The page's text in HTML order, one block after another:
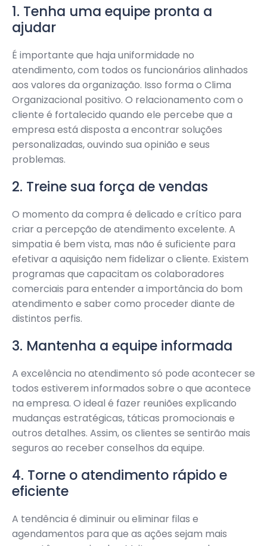
1. Tenha uma equipe pronta a
ajudar
É importante que haja uniformidade no
atendimento, com todos os funcionários alinhados
aos valores da organização. Isso forma o Clima
Organizacional positivo. O relacionamento com o
cliente é fortalecido quando ele percebe que a
empresa está disposta a encontrar soluções
personalizadas, ouvindo sua opinião e seus
problemas.
2. Treine sua força de vendas
O momento da compra é delicado e crítico para
criar a percepção de atendimento excelente. A
simpatia é bem vista, mas não é suficiente para
efetivar a aquisição nem fidelizar o cliente. Existem
programas que capacitam os colaboradores
comerciais para entender a importância do bom
atendimento e saber como proceder diante de
distintos perfis.
3. Mantenha a equipe informada
A excelência no atendimento só pode acontecer se
todos estiverem informados sobre o que acontece
na empresa. O ideal é fazer reuniões explicando
mudanças estratégicas, táticas promocionais e
outros detalhes. Assim, os clientes se sentirão mais
seguros ao receber conselhos da equipe.
4. Torne o atendimento rápido e
eficiente
A tendência é diminuir ou eliminar filas e
agendamentos para que as ações sejam mais